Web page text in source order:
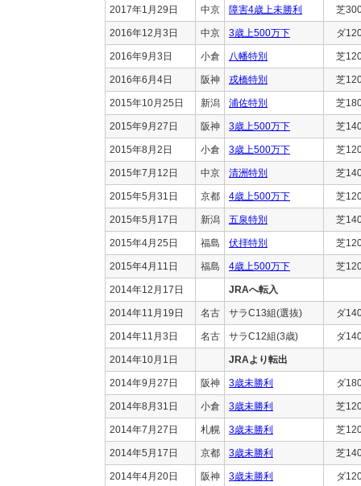
2017年1月29日 中京 障害4歳上未勝利 芝
2016年12月3日 中京 3歳上500万下 ダ
2016年9月3日 小倉 八幡特別 芝
2016年6月4日 阪神 戎橋特別 芝
2015年10月25日 新潟 浦佐特別 芝
2015年9月27日 阪神 3歳上500万下 芝
2015年8月2日 小倉 3歳上500万下 芝
2015年7月12日 中京 清洲特別 芝
2015年5月31日 京都 4歳上500万下 芝
2015年5月17日 新潟 五泉特別 芝
2015年4月25日 福島 伏拝特別 芝
2015年4月11日 福島 4歳上500万下 芝
2014年12月17日 JRAへ転入
2014年11月19日 名古 サラC13組(選抜) ダ
2014年11月3日 名古 サラC12組(3歳) ダ
2014年10月1日 JRAより転出
2014年9月27日 阪神 3歳未勝利 ダ
2014年8月31日 小倉 3歳未勝利 芝
2014年7月27日 札幌 3歳未勝利 芝
2014年5月17日 京都 3歳未勝利 芝
2014年4月20日 阪神 3歳未勝利 ダ